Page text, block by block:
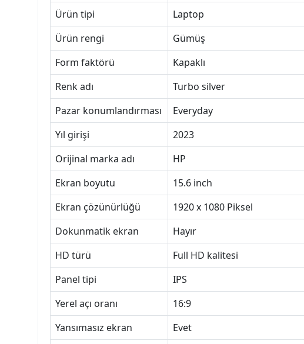
Ürün tipi
Laptop
Ürün rengi
Gümüş
Form faktörü
Kapaklı
Renk adı
Turbo silver
Pazar konumlandırması
Everyday
Yıl girişi
2023
Orijinal marka adı
HP
Ekran boyutu
15.6 inch
Ekran çözünürlüğü
1920 x 1080 Piksel
Dokunmatik ekran
Hayır
HD türü
Full HD kalitesi
Panel tipi
IPS
Yerel açı oranı
16:9
Yansımasız ekran
Evet